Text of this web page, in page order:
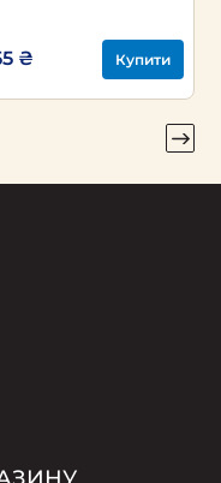
₴ Купити